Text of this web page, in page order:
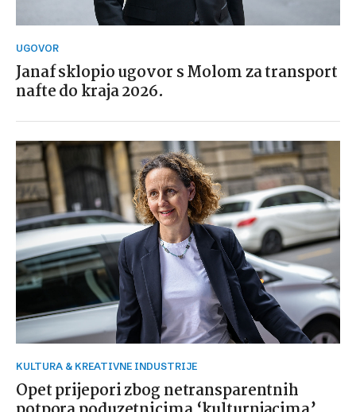
UGOVOR
Janaf sklopio ugovor s Molom za transport
nafte do kraja 2026.
KULTURA & KREATIVNE INDUSTRIJE
Opet prijepori zbog netransparentnih